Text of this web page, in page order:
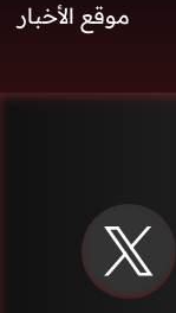
موقع الأخبار